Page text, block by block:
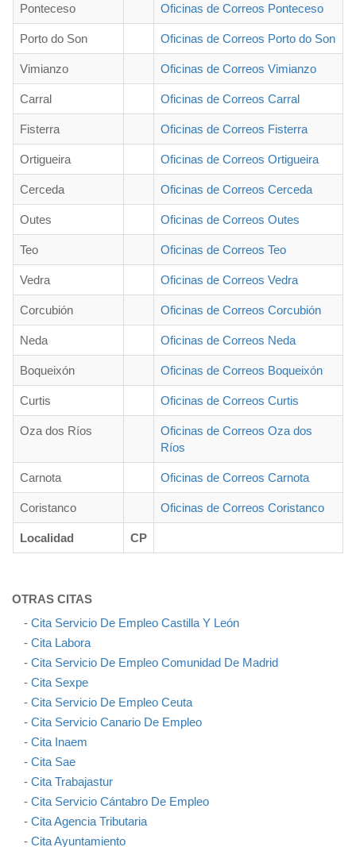
Ponteceso Oficinas de Correos Ponteceso
Porto do Son Oficinas de Correos Porto do Son
Vimianzo Oficinas de Correos Vimianzo
Carral Oficinas de Correos Carral
Fisterra Oficinas de Correos Fisterra
Ortigueira Oficinas de Correos Ortigueira
Cerceda Oficinas de Correos Cerceda
Outes Oficinas de Correos Outes
Teo Oficinas de Correos Teo
Vedra Oficinas de Correos Vedra
Corcubión Oficinas de Correos Corcubión
Neda Oficinas de Correos Neda
Boqueixón Oficinas de Correos Boqueixón
Curtis Oficinas de Correos Curtis
Oza dos Ríos
Oficinas de Correos Oza dos
Ríos
Carnota Oficinas de Correos Carnota
Coristanco Oficinas de Correos Coristanco
Localidad CP
OTRAS CITAS
- Cita Servicio De Empleo Castilla Y León
- Cita Labora
- Cita Servicio De Empleo Comunidad De Madrid
- Cita Sexpe
- Cita Servicio De Empleo Ceuta
- Cita Servicio Canario De Empleo
- Cita Inaem
- Cita Sae
- Cita Trabajastur
- Cita Servicio Cántabro De Empleo
- Cita Agencia Tributaria
- Cita Ayuntamiento